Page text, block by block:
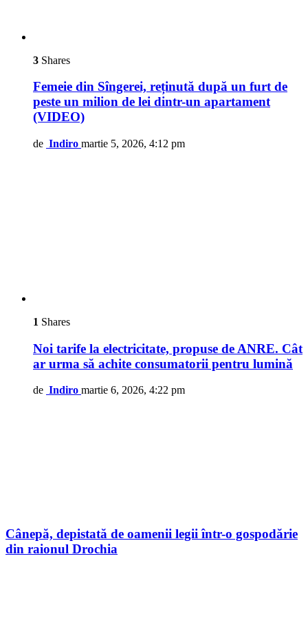
3 Shares
Femeie din Sîngerei, reținută după un furt de
peste un milion de lei dintr-un apartament
(VIDEO)
de Indiro martie 5, 2026, 4:12 pm
1 Shares
Noi tarife la electricitate, propuse de ANRE. Cât
ar urma să achite consumatorii pentru lumină
de Indiro martie 6, 2026, 4:22 pm
Cânepă, depistată de oamenii legii într-o gospodărie
din raionul Drochia